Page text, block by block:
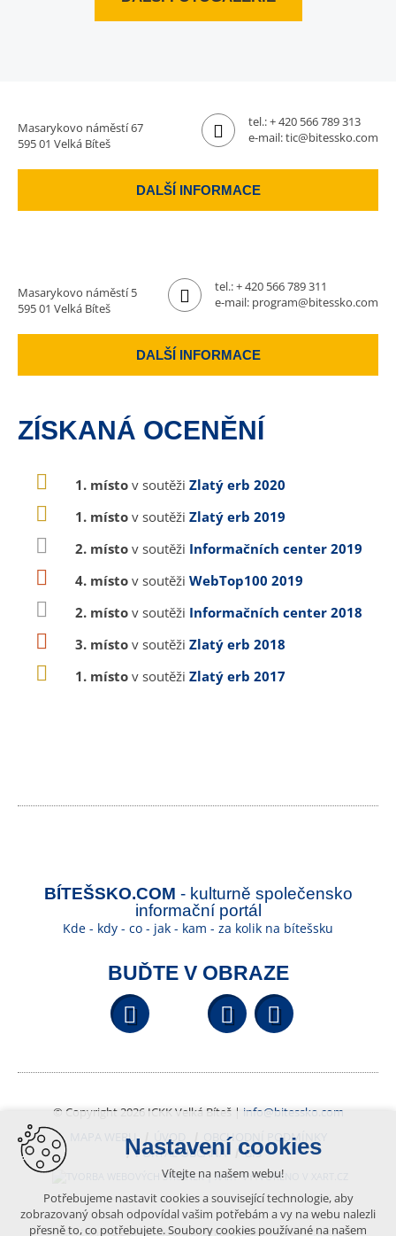
Masarykovo náměstí 67
595 01 Velká Bíteš
tel.:+ 420 566 789 313
e-mail:tic@bitessko.com
DALŠÍ INFORMACE
Masarykovo náměstí 5
595 01 Velká Bíteš
tel.:+ 420 566 789 311
e-mail: program@bitessko.com
DALŠÍ INFORMACE
ZÍSKANÁ OCENĚNÍ
1. místo v soutěži Zlatý erb 2020
1. místo v soutěži Zlatý erb 2019
2. místo v soutěži Informačních center 2019
4. místo v soutěži WebTop100 2019
2. místo v soutěži Informačních center 2018
3. místo v soutěži Zlatý erb 2018
1. místo v soutěži Zlatý erb 2017
BÍTEŠSKO.COM - kulturně společensko
informační portál
Kde - kdy - co - jak - kam - za kolik na bítešsku
BUĎTE V OBRAZE
Facebook YouTube
© Copyright 2026 ICKK Velká Bíteš | info@bitessko.com
MAPA WEBU
ÚVOD
OBCHODNÍ PODMÍNKY
PORTÁL OBČANA
GIS
VYTVOŘENO V XART.CZ
Obsah tohoto portálu je chráněn autorským právem, které
Nastavení cookies
Vítejte na našem webu!
Potřebujeme nastavit cookies a související technologie, aby
zobrazovaný obsah odpovídal vašim potřebám a vy na webu nalezli
přesně to, co potřebujete. Soubory cookies používané na našem